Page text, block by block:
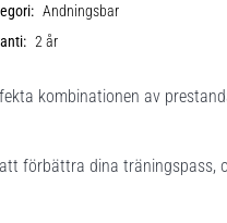
Andningsbar
2 år
kombinationen av
förbättra dina träningspass,